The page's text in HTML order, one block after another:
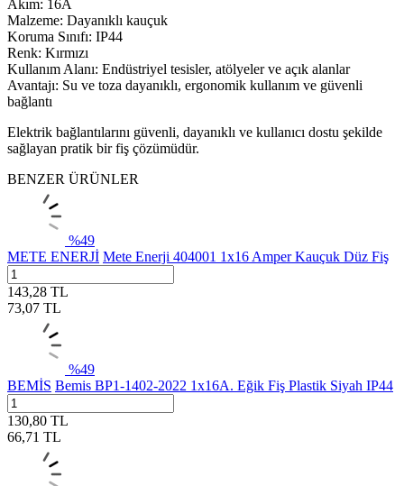
Akım: 16A
Malzeme: Dayanıklı kauçuk
Koruma Sınıfı: IP44
Renk: Kırmızı
Kullanım Alanı: Endüstriyel tesisler, atölyeler ve açık alanlar
Avantajı: Su ve toza dayanıklı, ergonomik kullanım ve güvenli
bağlantı
Elektrik bağlantılarını güvenli, dayanıklı ve kullanıcı dostu şekilde
sağlayan pratik bir fiş çözümüdür.
BENZER ÜRÜNLER
%49
METE ENERJİ Mete Enerji 404001 1x16 Amper Kauçuk Düz Fiş
143,28 TL
73,07 TL
%49
BEMİS Bemis BP1-1402-2022 1x16A. Eğik Fiş Plastik Siyah IP44
130,80 TL
66,71 TL